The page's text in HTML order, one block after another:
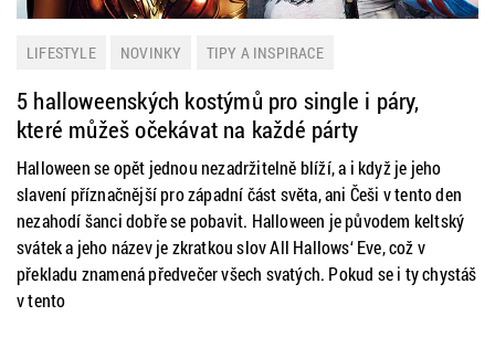
LIFESTYLE NOVINKY TIPY A INSPIRACE
5 halloweenských kostýmů pro single i páry,
které můžeš očekávat na každé párty
Halloween se opět jednou nezadržitelně blíží, a i když je jeho
slavení příznačnější pro západní část světa, ani Češi v tento den
nezahodí šanci dobře se pobavit. Halloween je původem keltský
svátek a jeho název je zkratkou slov All Hallows‘ Eve, což v
překladu znamená předvečer všech svatých. Pokud se i ty chystáš
v tento